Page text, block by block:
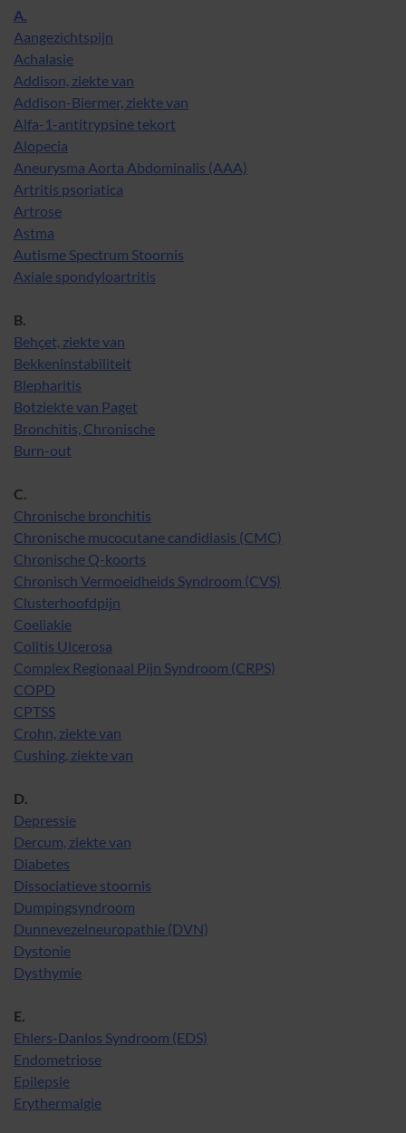
A.
Aangezichtspijn
Achalasie
Addison, ziekte van
Addison-Biermer, ziekte van
Alfa-1-antitrypsine tekort
Alopecia
Aneurysma Aorta Abdominalis (AAA)
Artritis psoriatica
Artrose
Astma
Autisme Spectrum Stoornis
Axiale spondyloartritis
B.
Behçet, ziekte van
Bekkeninstabiliteit
Blepharitis
Botziekte van Paget
Bronchitis, Chronische
Burn-out
C.
Chronische bronchitis
Chronische mucocutane candidiasis (CMC)
Chronische Q-koorts
Chronisch Vermoeidheids Syndroom (CVS)
Clusterhoofdpijn
Coeliakie
Colitis Ulcerosa
Complex Regionaal Pijn Syndroom (CRPS)
COPD
CPTSS
Crohn, ziekte van
Cushing, ziekte van
D.
Depressie
Dercum, ziekte van
Diabetes
Dissociatieve stoornis
Dumpingsyndroom
Dunnevezelneuropathie (DVN)
Dystonie
Dysthymie
E.
Ehlers-Danlos Syndroom (EDS)
Endometriose
Epilepsie
Erythermalgie